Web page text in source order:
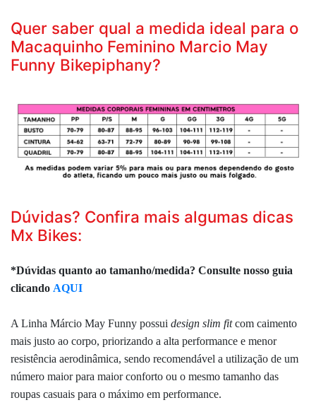
Quer saber qual a medida ideal para o
Macaquinho Feminino Marcio May
Funny Bikepiphany?
Dúvidas? Confira mais algumas dicas
Mx Bikes:
*Dúvidas quanto ao tamanho/medida? Consulte nosso guia
clicando AQUI
A Linha Márcio May Funny possui design slim fitcom caimento
mais justo ao corpo, priorizando a alta performance e menor
resistência aerodinâmica, sendo recomendável a utilização de um
número maior para maior conforto ou o mesmo tamanho das
roupas casuais para o máximo em performance.